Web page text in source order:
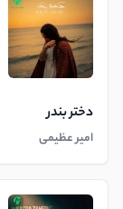
دختر بندر
امیر عظیمی